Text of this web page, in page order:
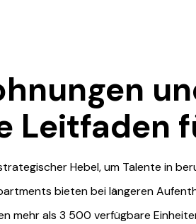
Leitfaden
Hebel, um Talente in
bieten bei längeren
mehr als 3 500 verfügbare